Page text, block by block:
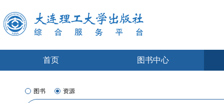
首页 图书中心
图书 资源